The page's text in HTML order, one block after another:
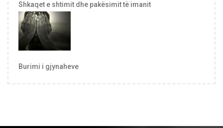
Shkaqet e shtimit dhe pakësimit të imanit
Burimi i gjynaheve